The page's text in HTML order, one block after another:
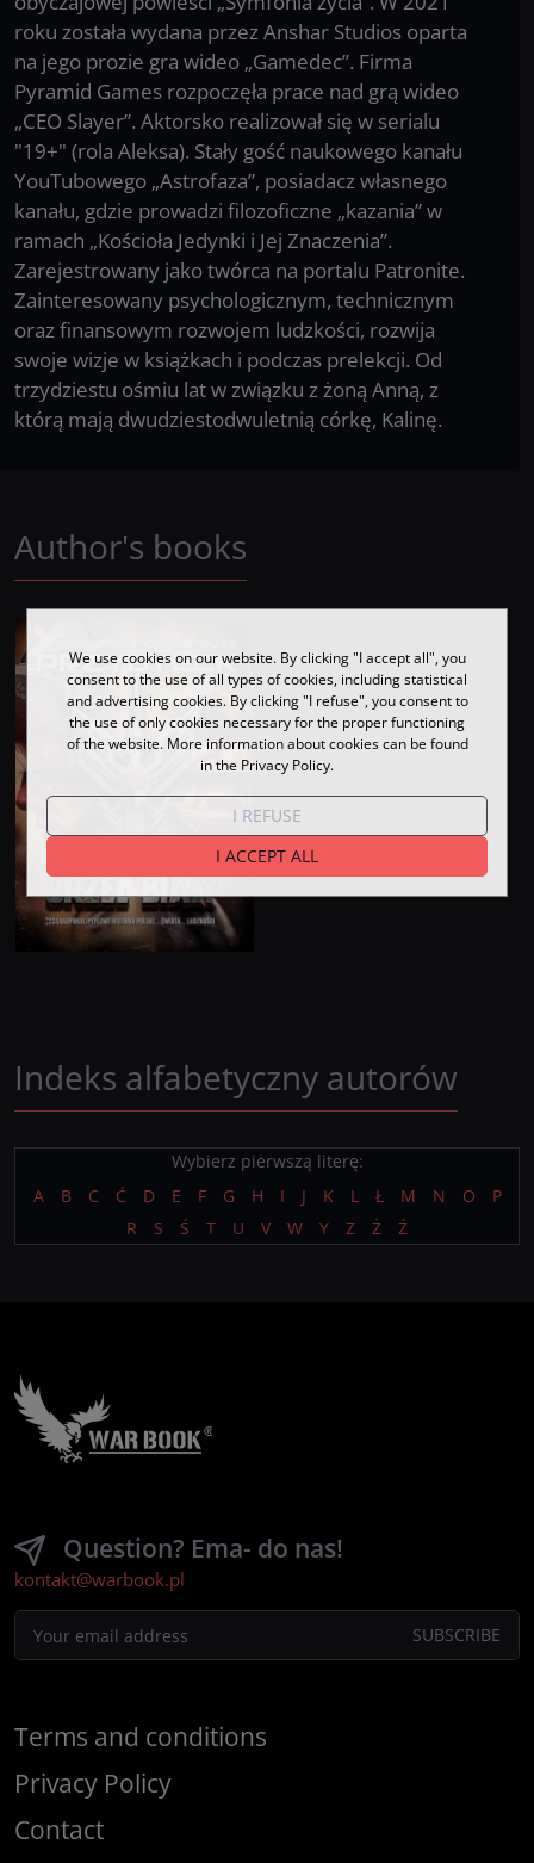
roku została wydana przez Anshar Studios oparta
na jego prozie gra wideo „Gamedec”. Firma
Pyramid Games rozpoczęła prace nad grą wideo
„CEO Slayer”. Aktorsko realizował się w serialu
"19+" (rola Aleksa). Stały gość naukowego kanału
YouTubowego „Astrofaza”, posiadacz własnego
kanału, gdzie prowadzi filozoficzne „kazania” w
ramach „Kościoła Jedynki i Jej Znaczenia”.
Zarejestrowany jako twórca na portalu Patronite.
Zainteresowany psychologicznym, technicznym
oraz finansowym rozwojem ludzkości, rozwija
swoje wizje w książkach i podczas prelekcji. Od
trzydziestu ośmiu lat w związku z żoną Anną, z
którą mają dwudziestodwuletnią córkę, Kalinę.
Author's books
Indeks alfabetyczny autorów
Wybierz pierwszą literę:
A
B C Ć D E F G H I J K L Ł M N O
P
R
S Ś T U V W Y Z Ż Ź
Question? Ema- do nas!
kontakt@warbook.pl
Terms and conditions
Privacy Policy
Contact
We use cookies on our website. By clicking "I accept all", you
consent to the use of all types of cookies, including statistical
and advertising cookies. By clicking "I refuse", you consent to
the use of only cookies necessary for the proper functioning
of the website. More information about cookies can be found
in the Privacy Policy.
I REFUSE
I ACCEPT ALL